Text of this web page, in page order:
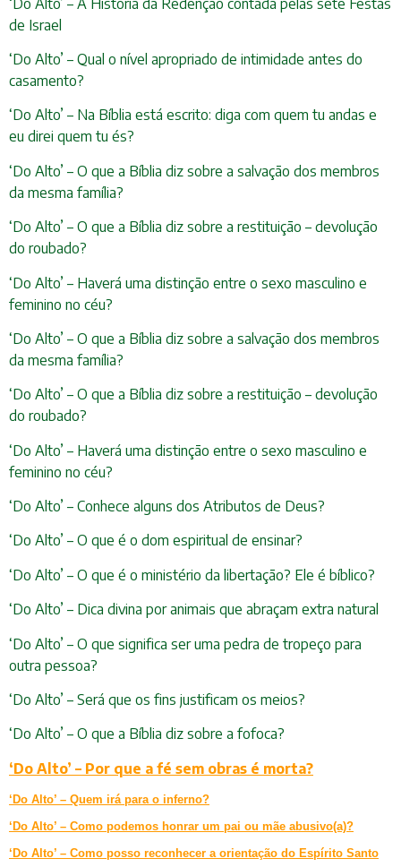
de Israel
‘Do Alto’ – Qual o nível apropriado de intimidade antes do
casamento?
‘Do Alto’ – Na Bíblia está escrito: diga com quem tu andas e
eu direi quem tu és?
‘Do Alto’ – O que a Bíblia diz sobre a salvação dos membros
da mesma família?
‘Do Alto’ – O que a Bíblia diz sobre a restituição – devolução
do roubado?
‘Do Alto’ – Haverá uma distinção entre o sexo masculino e
feminino no céu?
‘Do Alto’ – O que a Bíblia diz sobre a salvação dos membros
da mesma família?
‘Do Alto’ – O que a Bíblia diz sobre a restituição – devolução
do roubado?
‘Do Alto’ – Haverá uma distinção entre o sexo masculino e
feminino no céu?
‘Do Alto’ – Conhece alguns dos Atributos de Deus?
‘Do Alto’ – O que é o dom espiritual de ensinar?
‘Do Alto’ – O que é o ministério da libertação? Ele é bíblico?
‘Do Alto’ – Dica divina por animais que abraçam extra natural
‘Do Alto’ – O que significa ser uma pedra de tropeço para
outra pessoa?
‘Do Alto’ – Será que os fins justificam os meios?
‘Do Alto’ – O que a Bíblia diz sobre a fofoca?
‘Do Alto’ – Por que a fé sem obras é morta?
‘Do Alto’ – Quem irá para o inferno?
‘Do Alto’ – Como podemos honrar um pai ou mãe abusivo(a)?
‘Do Alto’ – Como posso reconhecer a orientação do Espírito Santo